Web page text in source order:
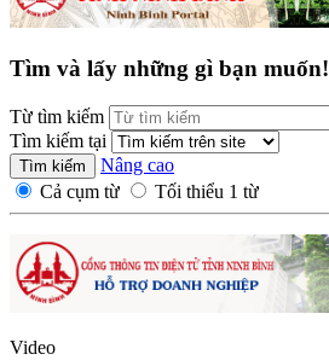
Tìm và lấy những gì bạn muốn!
Từ tìm kiếm
Tìm kiếm tại
Nâng cao
Cả cụm từ
Tối thiểu 1 từ
Video